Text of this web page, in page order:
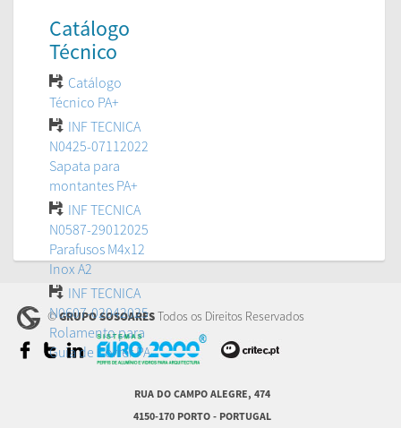
Catálogo
Técnico
Catálogo
Técnico PA+
INF TECNICA
N0425-07112022
Sapata para
montantes PA+
INF TECNICA
N0587-29012025
Parafusos M4x12
Inox A2
INF TECNICA
N0607-02042025
Rolamento para
Guia de Correr PA
©GRUPO SOSOARESTodos os Direitos Reservados
RUA DO CAMPO ALEGRE, 474
4150-170 PORTO - PORTUGAL